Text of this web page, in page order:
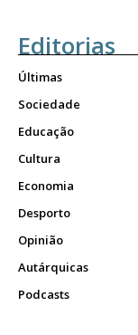
Editorias
Últimas
Sociedade
Educação
Cultura
Economia
Desporto
Opinião
Autárquicas
Podcasts